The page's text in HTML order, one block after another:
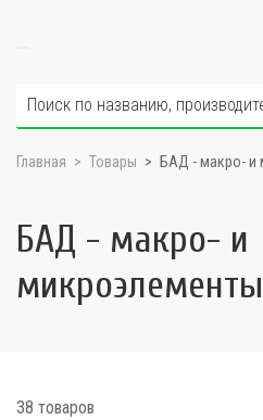
Главная Товары БАД - макро- и
БАД - макро- и
микроэлементы
38 товаров